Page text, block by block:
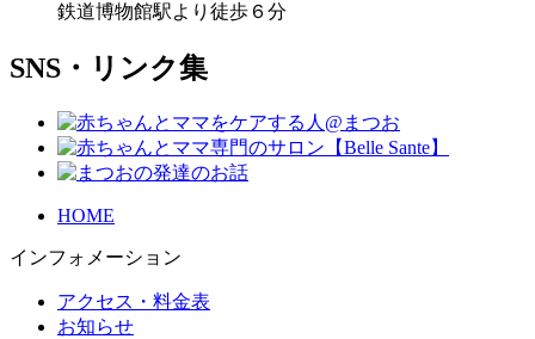
鉄道博物館駅より徒歩６分
SNS・リンク集
HOME
インフォメーション
アクセス・料金表
お知らせ